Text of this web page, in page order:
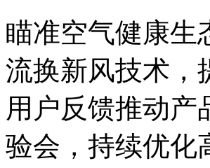
瞄准空气健康生
流换新风技术，
用户反馈推动产
验会，持续优化